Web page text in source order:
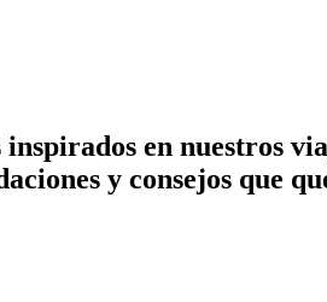
en nuestros
y consejos que